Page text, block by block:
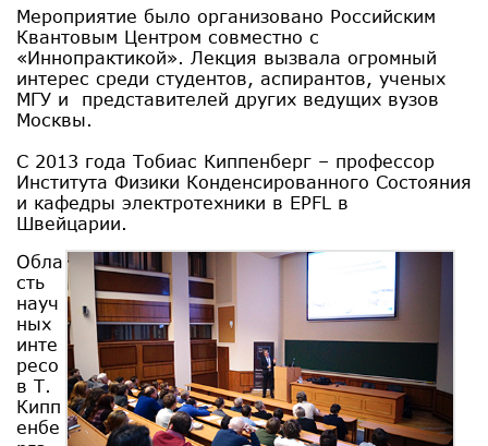
Мероприятие было организовано Российским
Квантовым Центром совместно с
«Иннопрактикой». Лекция вызвала огромный
интерес среди студентов, аспирантов, ученых
МГУ и представителей других ведущих вузов
Москвы.
С 2013 года Тобиас Киппенберг – профессор
Института Физики Конденсированного Состояния
и кафедры электротехники в EPFL в
Швейцарии.
Обла
сть
науч
ных
инте
ресо
в Т.
Кипп
енбе